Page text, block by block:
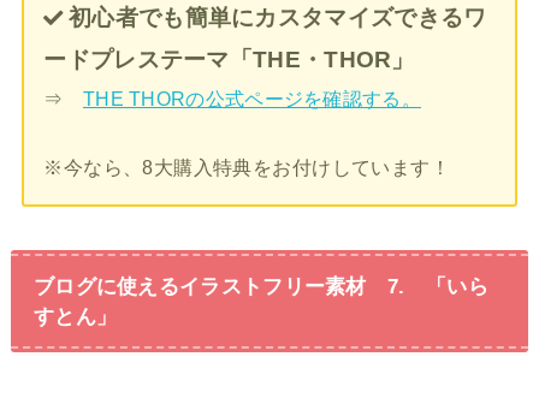
初心者でも簡単にカスタマイズできるワ
ードプレステーマ「THE・THOR」
⇒ THE THORの公式ページを確認する。
※今なら、8大購入特典をお付けしています！
ブログに使えるイラストフリー素材 7. 「いら
すとん」